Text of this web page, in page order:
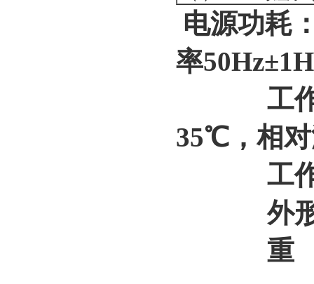
电源功耗
率
工作环
35℃，相
工作时
外形尺
重 量